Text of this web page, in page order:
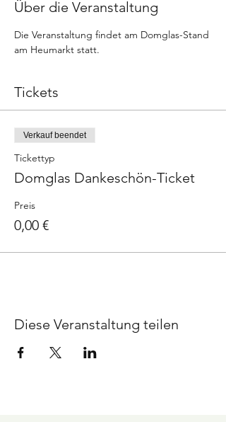
Über die Veranstaltung
Die Veranstaltung findet am Domglas-Stand
am Heumarkt statt.
Tickets
Verkauf beendet
Tickettyp
Domglas Dankeschön-Ticket
Preis
0,00 €
Diese Veranstaltung teilen